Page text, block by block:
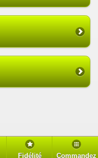
Fidélité Commandez